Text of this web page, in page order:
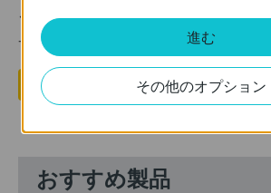
このFAQは役に立ちましたか？
サイトの利便性向上にご協力ください。
いいえ
おすすめ製品
進む
その他のオプション